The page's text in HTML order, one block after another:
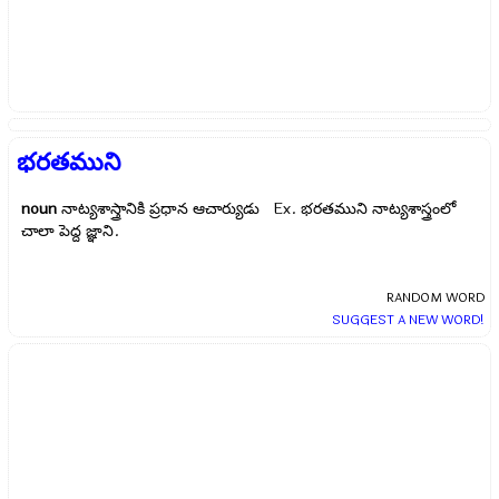
భరతముని
noun నాట్యశాస్త్రానికి ప్రధాన ఆచార్యుడు Ex.భరతముని నాట్యశాస్త్రంలో
చాలా పెద్ద జ్ఞాని.
RANDOM WORD
SUGGEST A NEW WORD!